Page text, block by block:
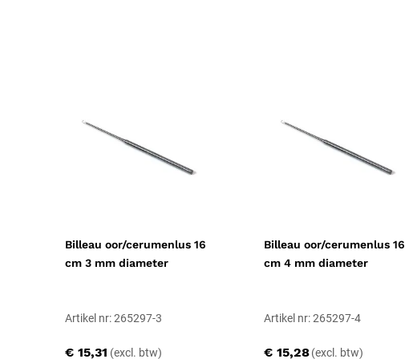
Resorbeerbaar (hechtdraad)
Reinigen
Uitvoering Niet steriel, Oor
Billeau oor/cerumenlus 16
cm 3 mm diameter
Artikel nr: 265297-3
€ 15,31
Billeau oor/cerumenlus 16
cm 4 mm diameter
Artikel nr: 265297-4
€ 15,28